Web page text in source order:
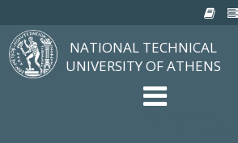
NATIONAL TECHNICAL
UNIVERSITY OF ATHENS